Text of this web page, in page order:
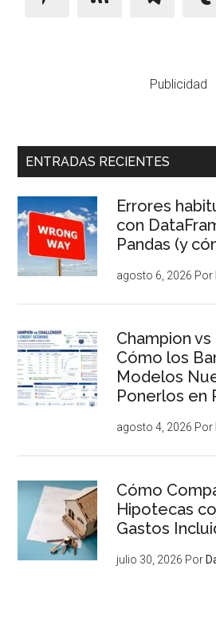
Publicidad
ENTRADAS RECIENTES
Errores
con
Pandas (y
agosto 6, 2026 Por
Champion
Cómo los
Modelos
Ponerlos en
agosto 4, 2026 Por
Cómo
Hipotecas
Gastos
julio 30, 2026 Por